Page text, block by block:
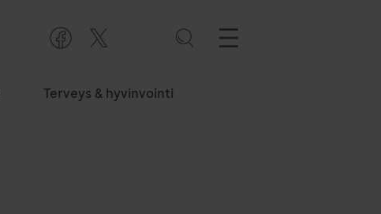
Terveys & hyvinvointi